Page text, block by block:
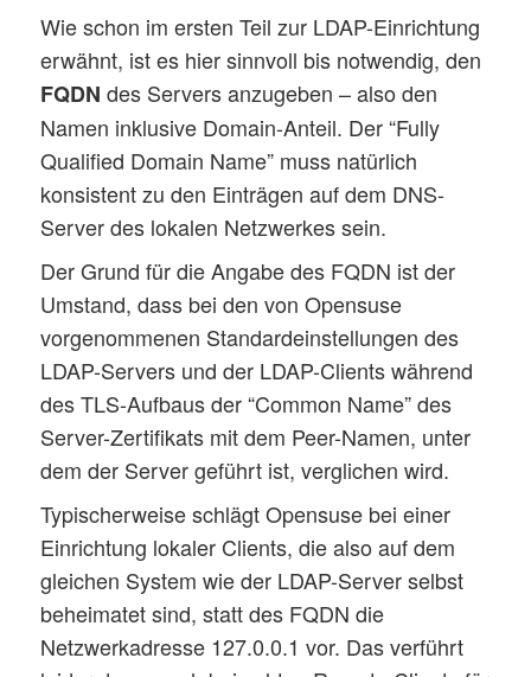
Wie schon im ersten Teil zur LDAP-Einrichtung
erwähnt, ist es hier sinnvoll bis notwendig, den
FQDN des Servers anzugeben – also den
Namen inklusive Domain-Anteil. Der “Fully
Qualified Domain Name” muss natürlich
konsistent zu den Einträgen auf dem DNS-
Server des lokalen Netzwerkes sein.
Der Grund für die Angabe des FQDN ist der
Umstand, dass bei den von Opensuse
vorgenommenen Standardeinstellungen des
LDAP-Servers und der LDAP-Clients während
des TLS-Aufbaus der “Common Name” des
Server-Zertifikats mit dem Peer-Namen, unter
dem der Server geführt ist, verglichen wird.
Typischerweise schlägt Opensuse bei einer
Einrichtung lokaler Clients, die also auf dem
gleichen System wie der LDAP-Server selbst
beheimatet sind, statt des FQDN die
Netzwerkadresse 127.0.0.1 vor. Das verführt